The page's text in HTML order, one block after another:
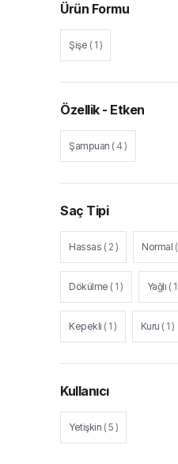
Ürün Formu
Şişe ( 1 )
Özellik - Etken
Şampuan ( 4 )
Saç Tipi
Hassas ( 2 ) Normal (
Dökülme ( 1 ) Yağlı ( 1
Kepekli ( 1 ) Kuru ( 1 )
Kullanıcı
Yetişkin ( 5 )